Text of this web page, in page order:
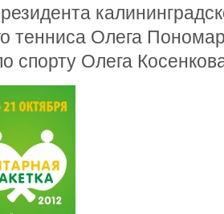
тенниса Олега
спорту Олега